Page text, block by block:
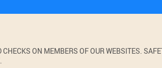
ON MEMBERS OF OUR WEBSITES.